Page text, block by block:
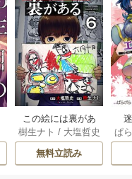
この絵には裏があ
る 6巻
樹生ナト / 大塩哲史
無料立読み
ぱ